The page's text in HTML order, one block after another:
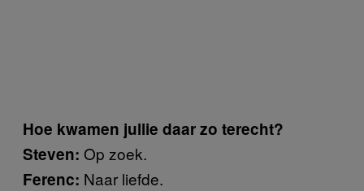
Hoe kwamen jullie daar zo terecht?
Steven: Op zoek.
Ferenc: Naar liefde.